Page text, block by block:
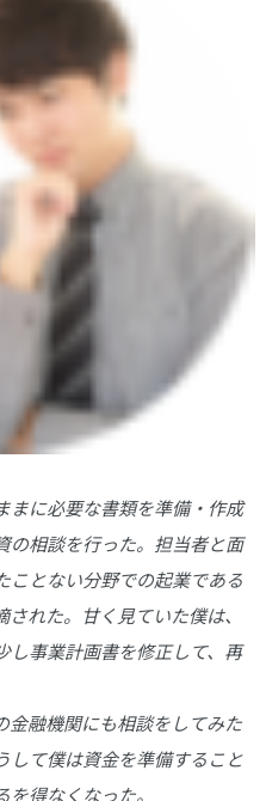
まに必要な書類を準備・作成
の相談を行った。担当者と面
ことない分野での起業である
れた。甘く見ていた僕は、
し事業計画書を修正して、再
金融機関にも相談をしてみた
して僕は資金を準備すること
得なくなった。